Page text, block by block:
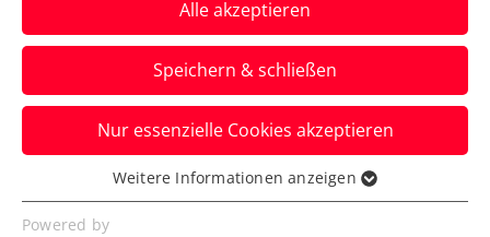
Erler/Miedler verbleiben
im Doppel-Titelrennen
Das ÖTV-Davis-Cup-Doppel steht beim
ATP-Heimspiel in Tirol bereits in der
Vorschlussrunde.
Verfasst von: Manuel Wachta, 04.08.2023
Alle akzeptieren
Speichern & schließen
Nur essenzielle Cookies akzeptieren
Essenziell
Essenzielle Cookies werden für grundlegende
Weitere Informationen anzeigen
Powered by